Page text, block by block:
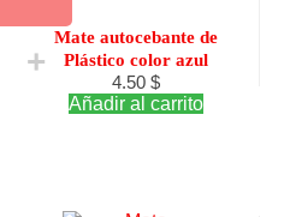
Mate autocebante de
Plástico color azul
4.50$
Añadir al carrito